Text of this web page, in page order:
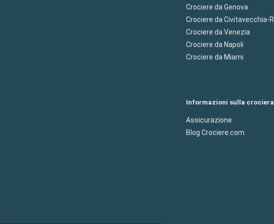
Crociere da Genova
Crociere da Civitavecchia-
Crociere da Venezia
Crociere da Napoli
Crociere da Miami
Informazioni sulla crociera
Assicurazione
Blog Crociere.com